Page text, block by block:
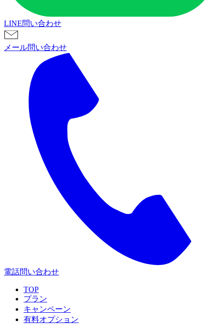
LINE問い合わせ
メール問い合わせ
電話問い合わせ
TOP
プラン
キャンペーン
有料オプション